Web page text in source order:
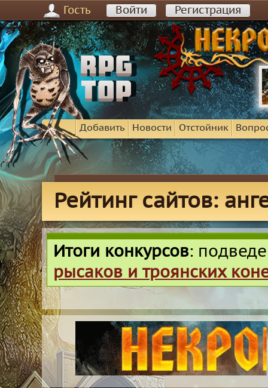
Гость Войти Регистрация
Добавить Новости Отстойник
Рейтинг сайтов:
Итоги конкурсов:
рысаков и троянских